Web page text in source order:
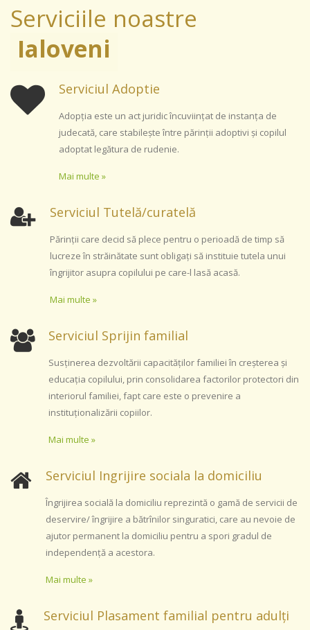
Serviciile noastre
DASPF
Ialoveni
DASPFServiciul Adoptie
Adopţia este un act juridic încuviinţat de instanţa de
judecată, care stabileşte între părinţii adoptivi şi copilul
adoptat legătura de rudenie.
Mai multe »
Serviciul Tutelă/curatelă
Părinţii care decid să plece pentru o perioadă de timp să
lucreze în străinătate sunt obligaţi să instituie tutela unui
îngrijitor asupra copilului pe care-l lasă acasă.
Mai multe »
Serviciul Sprijin familial
Susținerea dezvoltării capacităţilor familiei în creşterea şi
educaţia copilului, prin consolidarea factorilor protectori din
interiorul familiei, fapt care este o prevenire a
instituționalizării copiilor.
Mai multe »
Serviciul Ingrijire sociala la domiciliu
Îngrijirea socială la domiciliu reprezintă o gamă de servicii de
deservire/ îngrijire a bătrînilor singuratici, care au nevoie de
ajutor permanent la domiciliu pentru a spori gradul de
independenţă a acestora.
Mai multe »
Serviciul Plasament familial pentru adulți